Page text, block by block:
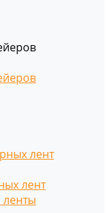
лент
лент